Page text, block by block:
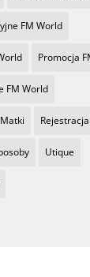
FM World
Promocja
FM World
Utique